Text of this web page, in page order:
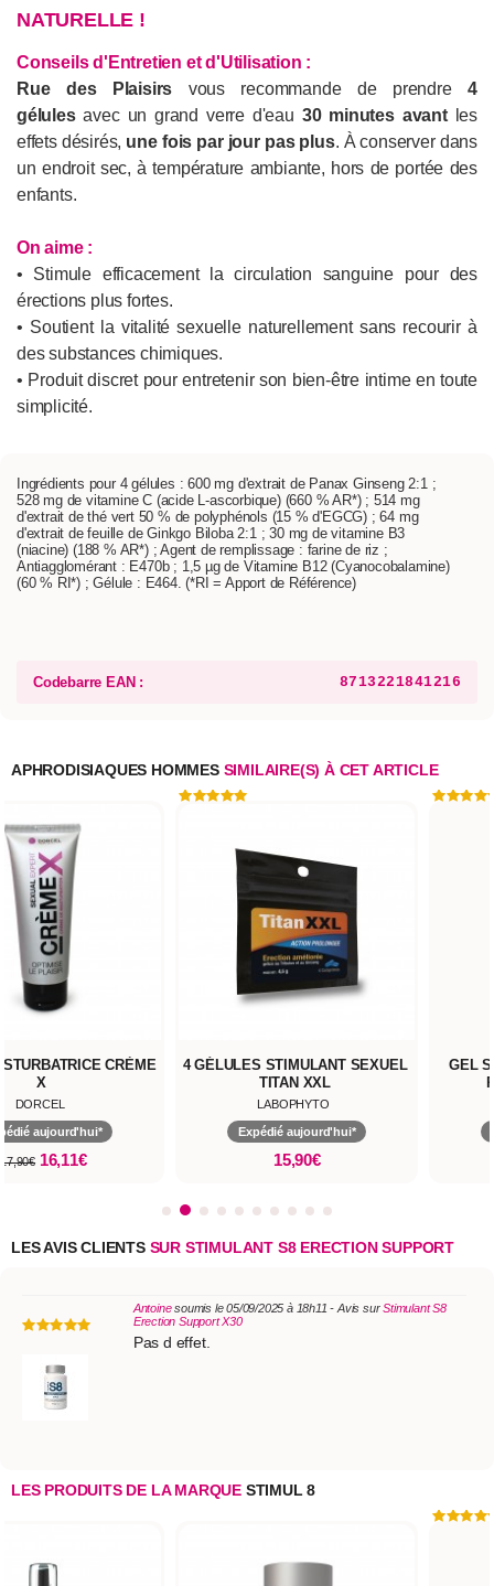
NATURELLE !
Conseils d'Entretien et d'Utilisation :
Rue des Plaisirs vous recommande de prendre4
gélulesavec un grand verre d'eau 30 minutes avantles
effets désirés, une fois par jour pas plus. À conserver dans
un endroit sec, à température ambiante, hors de portée des
enfants.
On aime :
• Stimule efficacement la circulation sanguine pour des
érections plus fortes.
• Soutient la vitalité sexuelle naturellement sans recourir à
des substances chimiques.
• Produit discret pour entretenir son bien-être intime en toute
simplicité.
Ingrédients pour 4 gélules : 600 mg d'extrait de Panax Ginseng 2:1 ;
528 mg de vitamine C (acide L-ascorbique) (660 % AR*) ; 514 mg
d'extrait de thé vert 50 % de polyphénols (15 % d'EGCG) ; 64 mg
d'extrait de feuille de Ginkgo Biloba 2:1 ; 30 mg de vitamine B3
(niacine) (188 % AR*) ; Agent de remplissage : farine de riz ;
Antiagglomérant : E470b ; 1,5 µg de Vitamine B12 (Cyanocobalamine)
(60 % RI*) ; Gélule : E464. (*RI = Apport de Référence)
Codebarre EAN : 8713221841216
APHRODISIAQUES HOMMESSIMILAIRE(S) À CET ARTICLE
CRÈME
X
DORCEL
aujourd'hui*
17,90€ 16,11€
4 GÉLULES STIMULANT SEXUEL
TITAN XXL
LABOPHYTO
Expédié aujourd'hui*
15,90€
GEL
LES AVIS CLIENTSSUR STIMULANT S8 ERECTION SUPPORT
Antoinesoumis le 05/09/2025 à 18h11 - Avis surStimulant S8
Erection Support X30
Pas d effet.
LES PRODUITS DE LA MARQUE STIMUL 8